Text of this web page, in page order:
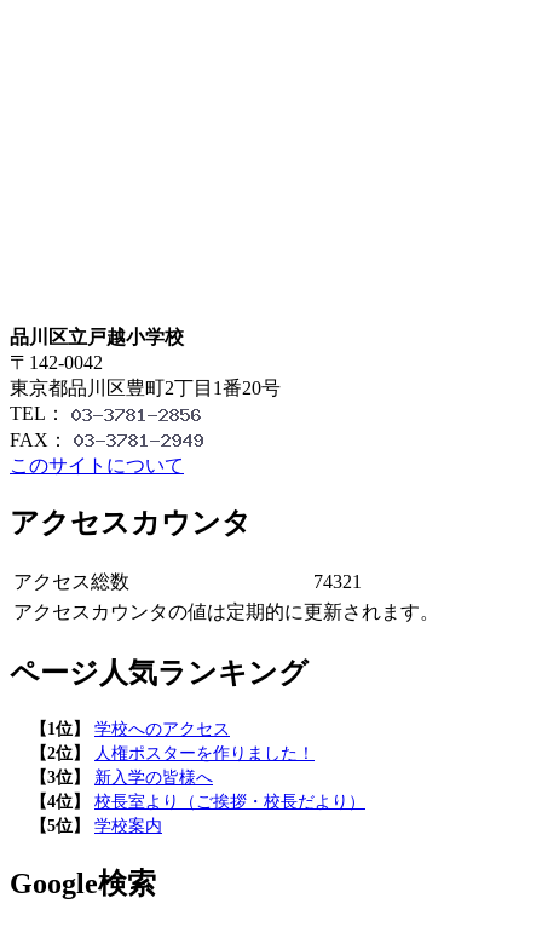
品川区立戸越小学校
〒142-0042
東京都品川区豊町2丁目1番20号
TEL：
FAX：
このサイトについて
アクセスカウンタ
アクセス総数
74321
アクセスカウンタの値は定期的に更新されます。
ページ人気ランキング
【1位】
学校へのアクセス
【2位】
人権ポスターを作りました！
【3位】
新入学の皆様へ
【4位】
校長室より（ご挨拶・校長だより）
【5位】
学校案内
Google検索